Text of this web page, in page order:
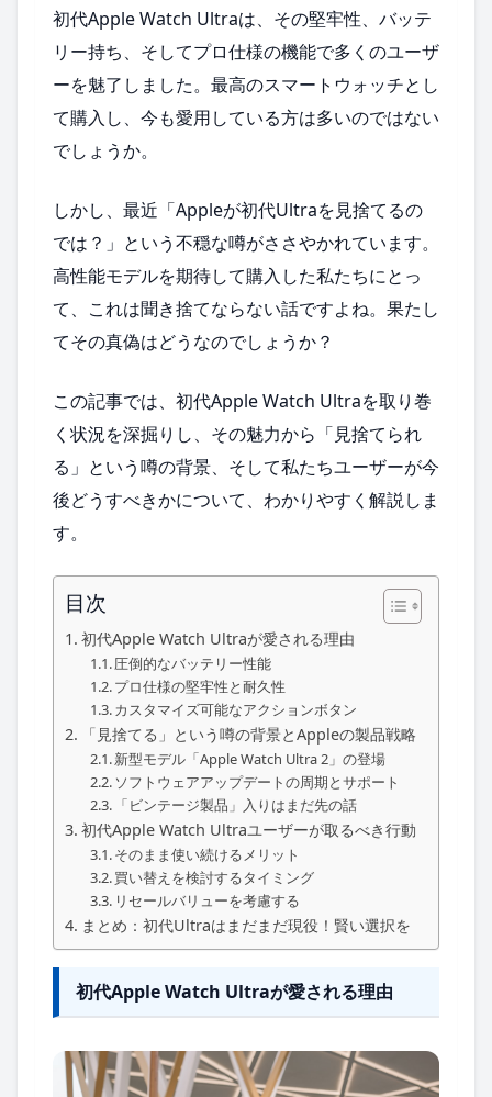
初代Apple Watch Ultraは、その堅牢性、バッテ
リー持ち、そしてプロ仕様の機能で多くのユーザ
ーを魅了しました。最高のスマートウォッチとし
て購入し、今も愛用している方は多いのではない
でしょうか。
しかし、最近「Appleが初代Ultraを見捨てるの
では？」という不穏な噂がささやかれています。
高性能モデルを期待して購入した私たちにとっ
て、これは聞き捨てならない話ですよね。果たし
てその真偽はどうなのでしょうか？
この記事では、初代Apple Watch Ultraを取り巻
く状況を深掘りし、その魅力から「見捨てられ
る」という噂の背景、そして私たちユーザーが今
後どうすべきかについて、わかりやすく解説しま
す。
目次
初代Apple Watch Ultraが愛される理由
圧倒的なバッテリー性能
プロ仕様の堅牢性と耐久性
カスタマイズ可能なアクションボタン
「見捨てる」という噂の背景とAppleの製品戦略
新型モデル「Apple Watch Ultra 2」の登場
ソフトウェアアップデートの周期とサポート
「ビンテージ製品」入りはまだ先の話
初代Apple Watch Ultraユーザーが取るべき行動
そのまま使い続けるメリット
買い替えを検討するタイミング
リセールバリューを考慮する
まとめ：初代Ultraはまだまだ現役！賢い選択を
初代Apple Watch Ultraが愛される理由